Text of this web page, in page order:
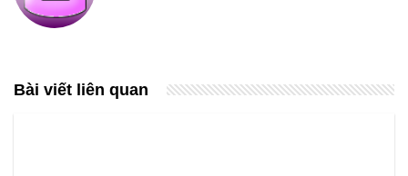
Bài viết liên quan